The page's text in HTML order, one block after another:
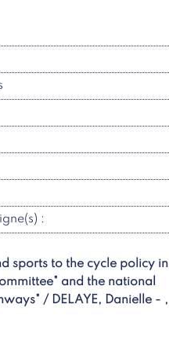
:
sports to the cycle policy in
and the national
/ DELAYE, Danielle - ,